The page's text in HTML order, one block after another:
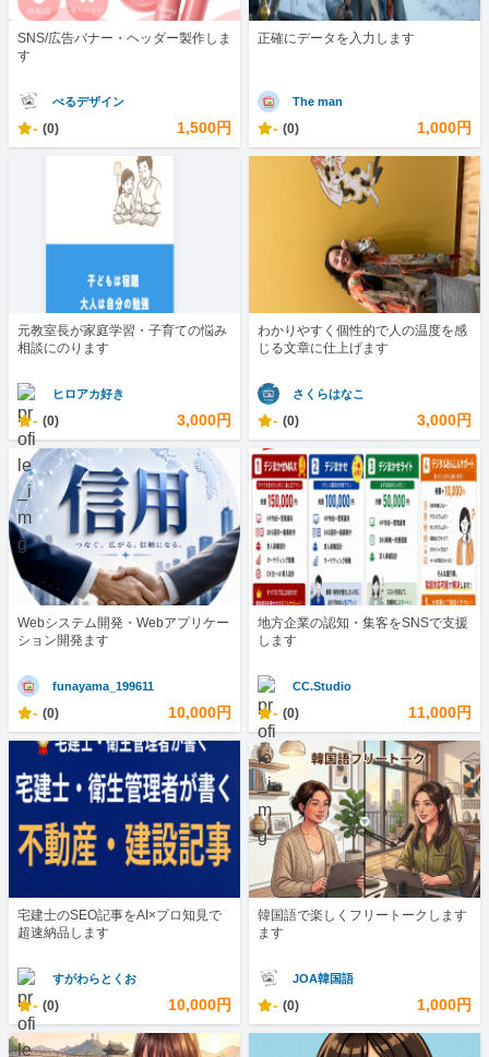
SNS/広告バナー・ヘッダー製作しま
す
べるデザイン
- (0) 1,500円
正確にデータを入力します
The man
- (0) 1,000円
元教室長が家庭学習・子育ての悩み
相談にのります
ヒロアカ好き
- (0) 3,000円
わかりやすく個性的で人の温度を感
じる文章に仕上げます
さくらはなこ
- (0) 3,000円
Webシステム開発・Webアプリケー
ション開発ます
funayama_199611
- (0) 10,000円
地方企業の認知・集客をSNSで支援
します
CC.Studio
- (0) 11,000円
宅建士のSEO記事をAI×プロ知見で
超速納品します
すがわらとくお
- (0) 10,000円
韓国語で楽しくフリートークします
ます
JOA韓国語
- (0) 1,000円